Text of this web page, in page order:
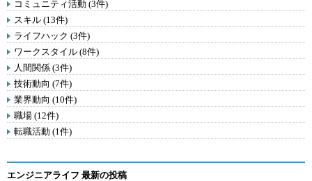
コミュニティ活動 (3件)
スキル (13件)
ライフハック (3件)
ワークスタイル (8件)
人間関係 (3件)
技術動向 (7件)
業界動向 (10件)
職場 (12件)
転職活動 (1件)
エンジニアライフ 最新の投稿